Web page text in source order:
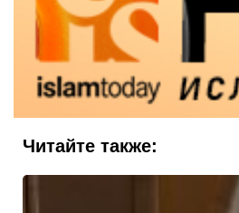
Читайте также: